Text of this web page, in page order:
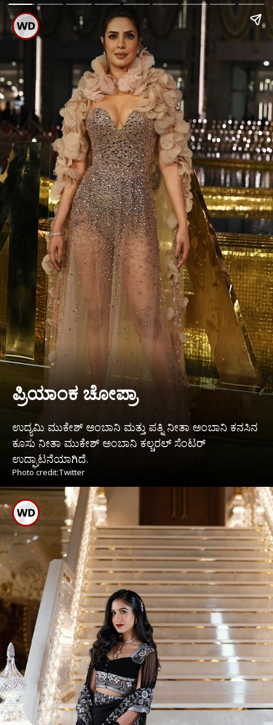
ಪ್ರಿಯಾಂಕ ಚೋಪ್ರಾ
ಉದ್ಯಮಿ ಮುಕೇಶ್ ಅಂಬಾನಿ ಮತ್ತು ಪತ್ನಿ ನೀತಾ ಅಂಬಾನಿ ಕನಸಿನ
ಕೂಸು ನೀತಾ ಮುಕೇಶ್ ಅಂಬಾನಿ ಕಲ್ಚರಲ್ ಸೆಂಟರ್
ಉದ್ಘಾಟನೆಯಾಗಿದೆ.
Photo credit:Twitter